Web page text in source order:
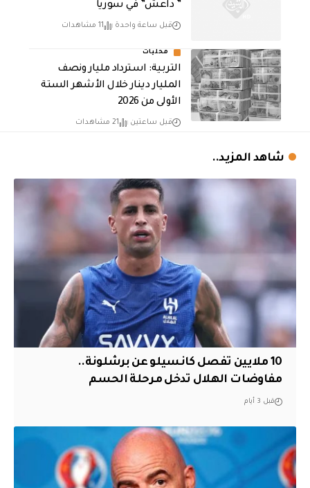
” داعش” في سوريا
قبل ساعة واحدة 11 مشاهدات
محليات
التربية: استرداد مليار ونصف
المليار دينار خلال الأشهر الستة
الأولى من 2026
قبل ساعتين 21 مشاهدات
شاهد المزيد..
10 ملايين تفصل كانسيلو عن برشلونة..
مفاوضات الهلال تدخل مرحلة الحسم
قبل 3 أيام